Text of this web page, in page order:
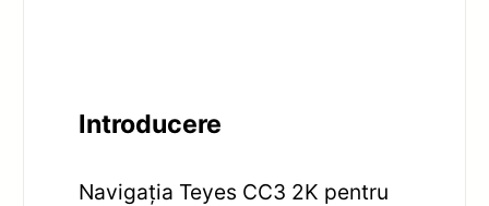
Introducere
Navigația Teyes CC3 2K pentru